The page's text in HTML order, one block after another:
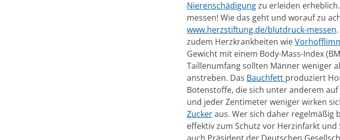
Nierenschädigungzu erleiden
messen! Wie das geht und worauf zu
www.herzstiftung.de/blutdruck-messen
zudem Herzkrankheiten wie
Gewicht mit einem Body-Mass-Index
Taillenumfang sollten Männer weniger
anstreben. Das Bauchfett produziert
Botenstoffe, die sich unter anderem auf
und jeder Zentimeter weniger wirken
Zuckeraus. Wer sich daher
effektiv zum Schutz vor Herzinfarkt und
auch Präsident der Deutschen